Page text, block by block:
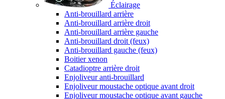
Éclairage
Anti-brouillard arrière
Anti-brouillard arrière droit
Anti-brouillard arrière gauche
Anti-brouillard droit (feux)
Anti-brouillard gauche (feux)
Boitier xenon
Catadioptre arrière droit
Enjoliveur anti-brouillard
Enjoliveur moustache optique avant droit
Enjoliveur moustache optique avant gauche